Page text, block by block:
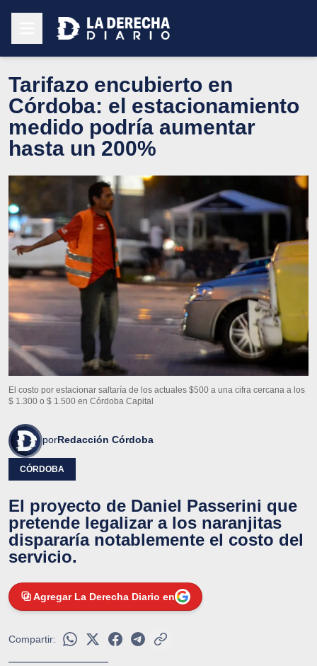
Tarifazo encubierto en
Córdoba: el estacionamiento
medido podría aumentar
hasta un 200%
El costo por estacionar saltaría de los actuales $500 a una cifra cercana a los
$ 1.300 o $ 1.500 en Córdoba Capital
porRedacción Córdoba
CÓRDOBA
El proyecto de Daniel Passerini que
pretende legalizar a los naranjitas
dispararía notablemente el costo del
servicio.
Agregar La Derecha Diario en
Compartir: